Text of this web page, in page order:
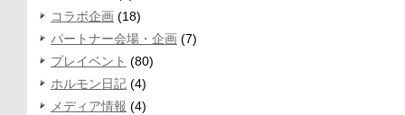
コラボ企画 (18)
パートナー会場・企画 (7)
プレイベント (80)
ホルモン日記 (4)
メディア情報 (4)